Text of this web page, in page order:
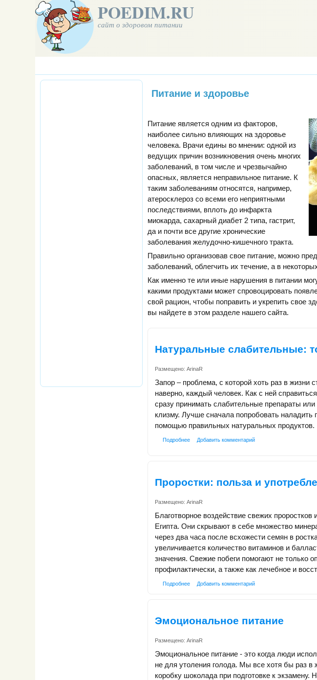
POEDIM.RU
сайт о здоровом питании
Питание и здоровье
Питание является одним из факторов,
наиболее сильно влияющих на здоровье
человека. Врачи едины во мнении: одной из
ведущих причин возникновения очень многих
заболеваний, в том числе и чрезвычайно
опасных, является неправильное питание. К
таким заболеваниям относятся, например,
атеросклероз со всеми его неприятными
последствиями, вплоть до инфаркта
миокарда, сахарный диабет 2 типа, гастрит,
да и почти все другие хронические
заболевания желудочно-кишечного тракта.
Правильно организовав свое питание, можно
заболеваний, облегчить их течение, а в
Как именно те или иные нарушения в питании
какими продуктами может спровоцировать
свой рацион, чтобы поправить и укрепить свое
вы найдете в этом разделе нашего сайта.
Натуральные слабительные:
Размещено: ArinaR
Запор – проблема, с которой хоть раз в жизни
наверно, каждый человек. Как с ней
сразу принимать слабительные препараты или
клизму. Лучше сначала попробовать наладить
помощью правильных натуральных продуктов.
Подробнее Добавить комментарий
Проростки: польза и
Размещено: ArinaR
Благотворное воздействие свежих
Египта. Они скрывают в себе множество
через два часа после всхожести семян в
увеличивается количество витаминов и
значения. Свежие побеги помогают не только
профилактически, а также как лечебное и
Подробнее Добавить комментарий
Эмоциональное питание
Размещено: ArinaR
Эмоциональное питание - это когда люди
не для утоления голода. Мы все хотя бы раз в
коробку шоколада при подготовке к экзамену.